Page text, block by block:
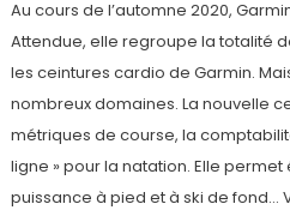
Au cours de l’automne 2020,
Attendue, elle regroupe la totalité
les ceintures cardio de Garmin.
nombreux domaines. La nouvelle
métriques de course, la
ligne » pour la natation. Elle
puissance à pied et à ski de fond…